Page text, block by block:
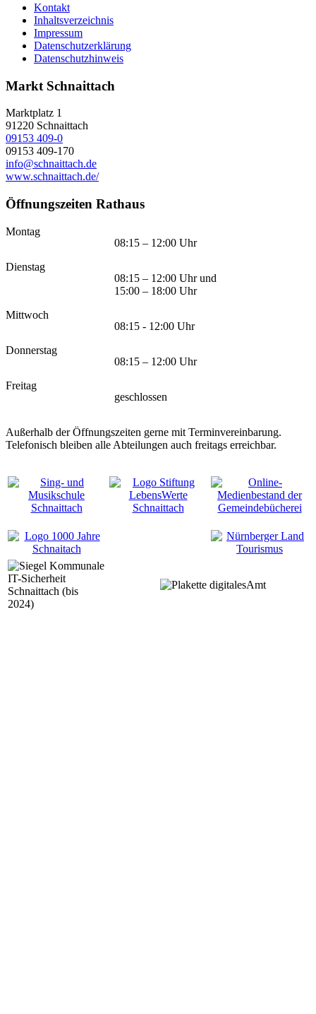
Kontakt
Inhaltsverzeichnis
Impressum
Datenschutzerklärung
Datenschutzhinweis
Markt Schnaittach
Marktplatz 1
91220 Schnaittach
09153 409-0
09153 409-170
info@schnaittach.de
www.schnaittach.de/
Öffnungszeiten Rathaus
Montag
08:15 – 12:00 Uhr
Dienstag
08:15 – 12:00 Uhr und
15:00 – 18:00 Uhr
Mittwoch
08:15 - 12:00 Uhr
Donnerstag
08:15 – 12:00 Uhr
Freitag
geschlossen
Außerhalb der Öffnungszeiten gerne mit Terminvereinbarung.
Telefonisch bleiben alle Abteilungen auch freitags erreichbar.